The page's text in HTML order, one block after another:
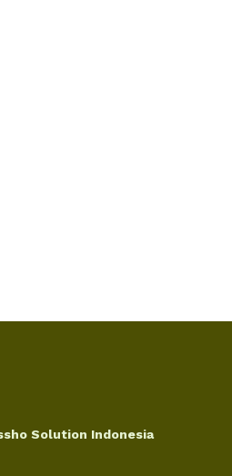
Solution Indonesia